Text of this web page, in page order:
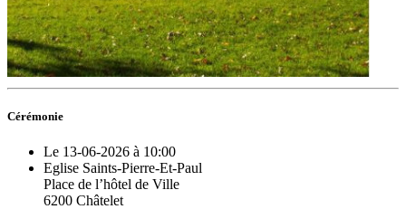
Cérémonie
Le 13-06-2026 à 10:00
Eglise Saints-Pierre-Et-Paul
Place de l’hôtel de Ville
6200 Châtelet